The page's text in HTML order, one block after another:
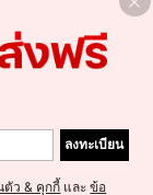
ะผ้ากำมะหยี่รูปกระต่าย
งในฤดูใบไม้ร่วง/ฤดูหน
นผู้หญิงหรูหราใหม่, ส้นเ
บง่าย, อุปกรณ์เสริมสำห
องตกแต่งห้องครัว, ฤดู
ของใช้จำเป็นสำหรับกา
กแต่งห้อง, นุ่มนิ่ม, การ
, ชั้นวางรองเท้า, ประห
งสุด
1
ลงทะเบียน
ตัว & คุกกี้ และข้อ